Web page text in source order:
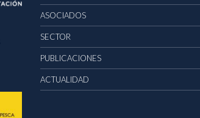
ASOCIADOS
SECTOR
PUBLICACIONES
ACTUALIDAD